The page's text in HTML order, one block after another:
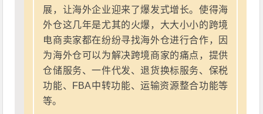
展，让海外企业迎来了爆发式增长。使得海
外仓这几年是尤其的火爆，大大小小的跨境
电商卖家都在纷纷寻找海外仓进行合作，因
为海外仓可以为解决跨境商家的痛点，提供
仓储服务、一件代发、退货换标服务、保税
功能、FBA中转功能、运输资源整合功能等
等。